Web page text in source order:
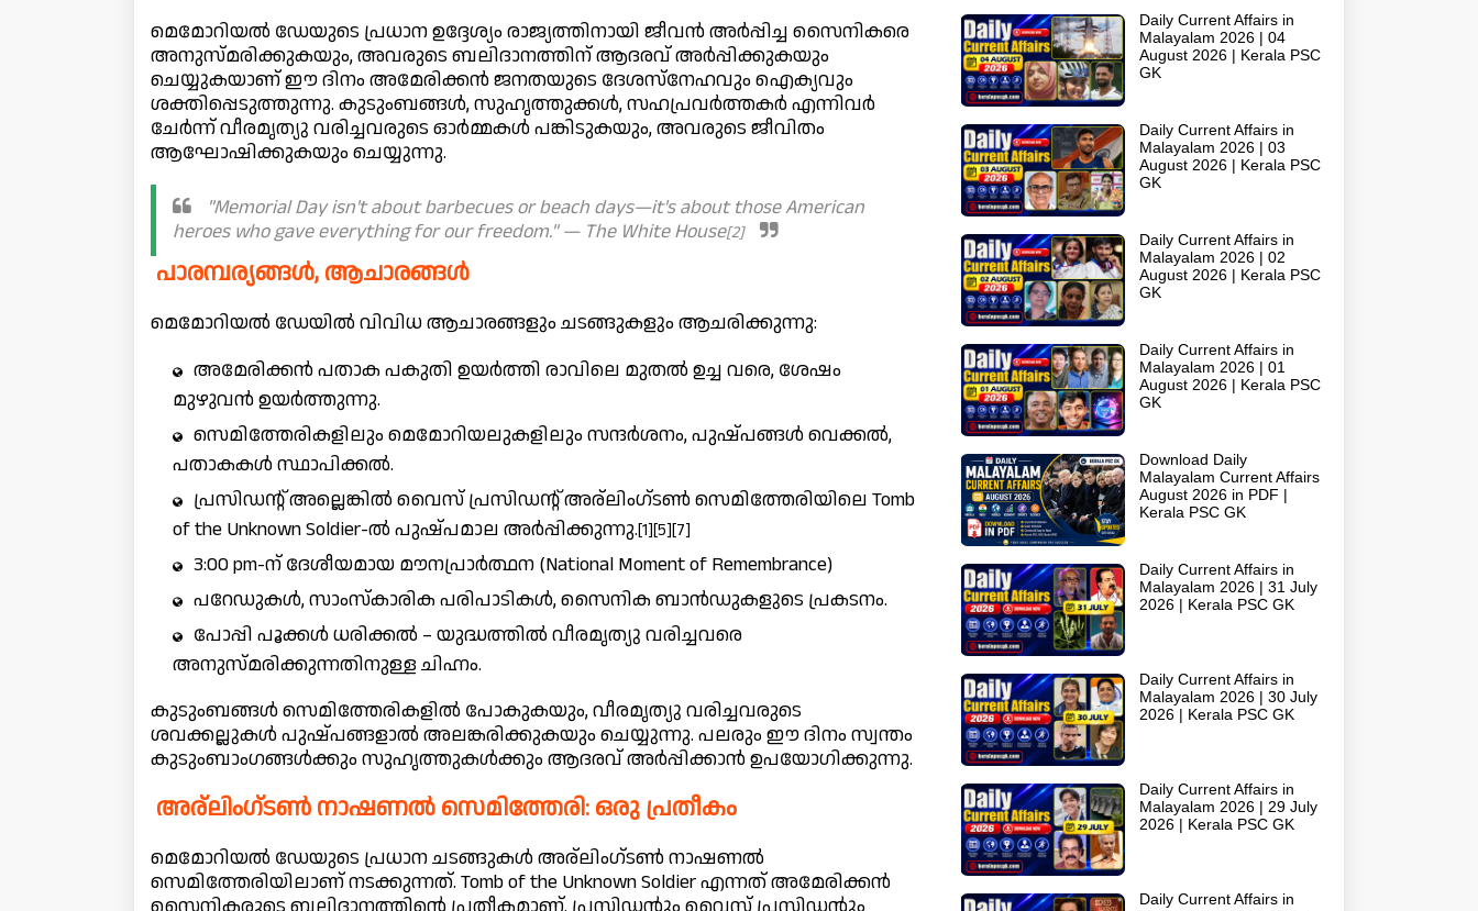
മെമോറിയൽ ഡേയുടെ പ്രധാന ഉദ്ദേശ്യം രാജ്യത്തിനായി ജീവൻ അർപ്പിച്ച സൈനികരെ
അനുസ്മരിക്കുകയും, അവരുടെ ബലിദാനത്തിന് ആദരവ് അർപ്പിക്കുകയും
ചെയ്യുകയാണ് ഈ ദിനം അമേരിക്കൻ ജനതയുടെ ദേശസ്നേഹവും ഐക്യവും
ശക്തിപ്പെടുത്തുന്നു. കുടുംബങ്ങൾ, സുഹൃത്തുക്കൾ, സഹപ്രവർത്തകർ എന്നിവർ
ചേർന്ന് വീരമൃത്യു വരിച്ചവരുടെ ഓർമ്മകൾ പങ്കിടുകയും, അവരുടെ ജീവിതം
ആഘോഷിക്കുകയും ചെയ്യുന്നു.
"Memorial Day isn't about barbecues or beach days—it's about those American
heroes who gave everything for our freedom." — The White House[2]
പാരമ്പര്യങ്ങൾ, ആചാരങ്ങൾ
മെമോറിയൽ ഡേയിൽ വിവിധ ആചാരങ്ങളും ചടങ്ങുകളും ആചരിക്കുന്നു:
അമേരിക്കൻ പതാക പകുതി ഉയർത്തി രാവിലെ മുതൽ ഉച്ച വരെ, ശേഷം
മുഴുവൻ ഉയർത്തുന്നു.
സെമിത്തേരികളിലും മെമോറിയലുകളിലും സന്ദർശനം, പുഷ്പങ്ങൾ വെക്കൽ,
പതാകകൾ സ്ഥാപിക്കൽ.
പ്രസിഡന്റ് അല്ലെങ്കിൽ വൈസ് പ്രസിഡന്റ് അര്ലിംഗ്ടൺ സെമിത്തേരിയിലെ Tomb
of the Unknown Soldier-ൽ പുഷ്പമാല അർപ്പിക്കുന്നു.[1][5][7]
3:00 pm-ന് ദേശീയമായ മൗനപ്രാർത്ഥന (National Moment of Remembrance)
പറേഡുകൾ, സാംസ്‌കാരിക പരിപാടികൾ, സൈനിക ബാൻഡുകളുടെ പ്രകടനം.
പോപ്പി പൂക്കൾ ധരിക്കൽ – യുദ്ധത്തിൽ വീരമൃത്യു വരിച്ചവരെ
അനുസ്മരിക്കുന്നതിനുള്ള ചിഹ്നം.
കുടുംബങ്ങൾ സെമിത്തേരികളിൽ പോകുകയും, വീരമൃത്യു വരിച്ചവരുടെ
ശവക്കല്ലുകൾ പുഷ്പങ്ങളാൽ അലങ്കരിക്കുകയും ചെയ്യുന്നു. പലരും ഈ ദിനം സ്വന്തം
കുടുംബാംഗങ്ങൾക്കും സുഹൃത്തുകൾക്കും ആദരവ് അർപ്പിക്കാൻ ഉപയോഗിക്കുന്നു.
അര്ലിംഗ്ടൺ നാഷണൽ സെമിത്തേരി: ഒരു പ്രതീകം
മെമോറിയൽ ഡേയുടെ പ്രധാന ചടങ്ങുകൾ അര്ലിംഗ്ടൺ നാഷണൽ
സെമിത്തേരിയിലാണ് നടക്കുന്നത്. Tomb of the Unknown Soldier എന്നത് അമേരിക്കൻ
Daily Current Affairs in
Malayalam 2026 | 04
August 2026 | Kerala PSC
GK
Daily Current Affairs in
Malayalam 2026 | 03
August 2026 | Kerala PSC
GK
Daily Current Affairs in
Malayalam 2026 | 02
August 2026 | Kerala PSC
GK
Daily Current Affairs in
Malayalam 2026 | 01
August 2026 | Kerala PSC
GK
Download Daily
Malayalam Current Affairs
August 2026 in PDF |
Kerala PSC GK
Daily Current Affairs in
Malayalam 2026 | 31 July
2026 | Kerala PSC GK
Daily Current Affairs in
Malayalam 2026 | 30 July
2026 | Kerala PSC GK
Daily Current Affairs in
Malayalam 2026 | 29 July
2026 | Kerala PSC GK
Daily Current Affairs in